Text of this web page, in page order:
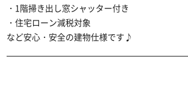
・1階掃き出し窓シャッター付き
・住宅ローン減税対象
など安心・安全の建物仕様です♪